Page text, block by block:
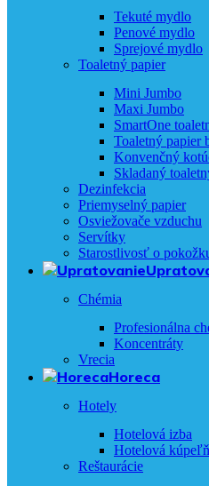
Tekuté mydlo
Penové mydlo
Sprejové mydlo
Toaletný papier
Mini Jumbo
Maxi Jumbo
SmartOne
Toaletný papier
Konvenčný
Skladaný
Dezinfekcia
Priemyselný papier
Osviežovače vzduchu
Servítky
Starostlivosť o
Chémia
Profesionálna
Koncentráty
Vrecia
Horeca
Hotely
Hotelová izba
Hotelová
Reštaurácie